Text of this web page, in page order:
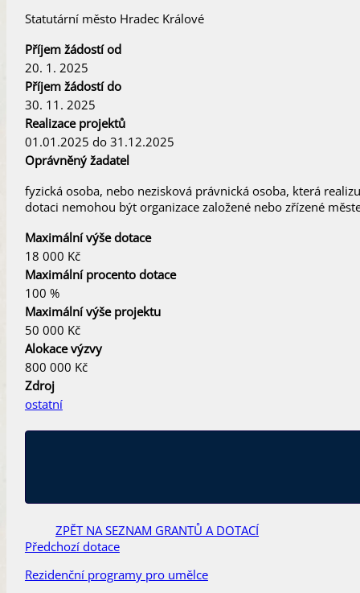
Statutární město Hradec Králové
Příjem žádostí od
20. 1. 2025
Příjem žádostí do
30. 11. 2025
Realizace projektů
01.01.2025 do 31.12.2025
Oprávněný žadatel
fyzická osoba, nebo nezisková právnická osoba, která
dotaci nemohou být organizace založené nebo zřízené
Maximální výše dotace
18 000 Kč
Maximální procento dotace
100 %
Maximální výše projektu
50 000 Kč
Alokace výzvy
800 000 Kč
Zdroj
ostatní
ZPĚT NA SEZNAM GRANTŮ A DOTACÍ
Předchozí dotace
Rezidenční programy pro umělce